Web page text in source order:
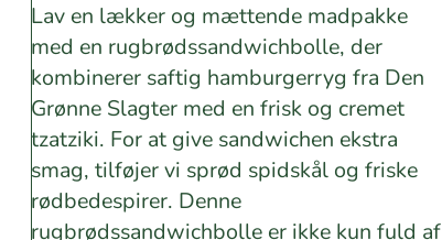
Lav en lækker og mættende madpakke
med en rugbrødssandwichbolle, der
kombinerer saftig hamburgerryg fra Den
Grønne Slagter med en frisk og cremet
tzatziki. For at give sandwichen ekstra
smag, tilføjer vi sprød spidskål og friske
rødbedespirer. Denne
rugbrødssandwichbolle er ikke kun fuld af